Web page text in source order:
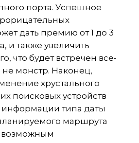
порта. Успешное
дать премию от 1 до 3
и также увеличить
что будет встречен все-
не монстр. Наконец,
хрустального
поисковых устройств
информации типа даты
маршрута
возможным